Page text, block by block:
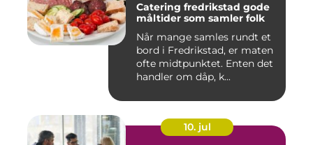
Catering fredrikstad gode
måltider som samler folk
Når mange samles rundt et
bord i Fredrikstad, er maten
ofte midtpunktet. Enten det
handler om dåp, k...
10. jul